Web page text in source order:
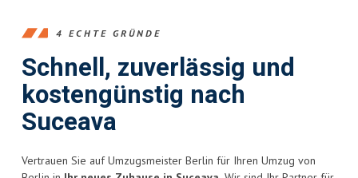
4 ECHTE GRÜNDE
Schnell, zuverlässig und
kostengünstig nach
Suceava
Vertrauen Sie auf Umzugsmeister Berlin für Ihren Umzug von